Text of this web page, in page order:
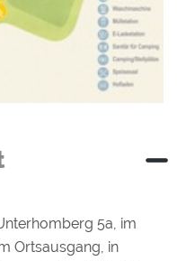
5a, im
Ortsausgang, in